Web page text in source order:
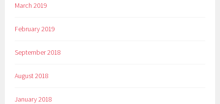
March 2019
February 2019
September 2018
August 2018
January 2018